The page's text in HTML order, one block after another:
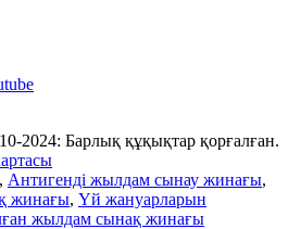
2024: Барлық құқықтар қорғалған.
, Антигенді жылдам сынау жинағы,
жинағы, Үй жануарларын
жылдам сынақ жинағы